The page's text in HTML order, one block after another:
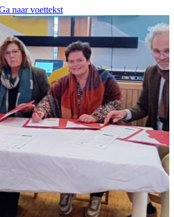
naar voettekst